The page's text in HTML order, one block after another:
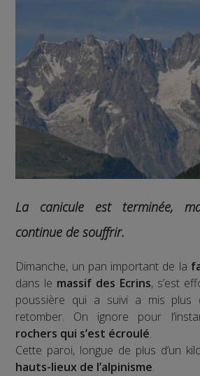
La canicule est terminée,
continue de souffrir.
Dimanche, un pan important de la
dans le massif des Ecrins, s’est
poussière qui a suivi a mis plus
retomber. On ignore pour
rochers qui s’est écroulé.
Cette paroi, longue de plus d’un
hauts-lieux de l’alpinisme.